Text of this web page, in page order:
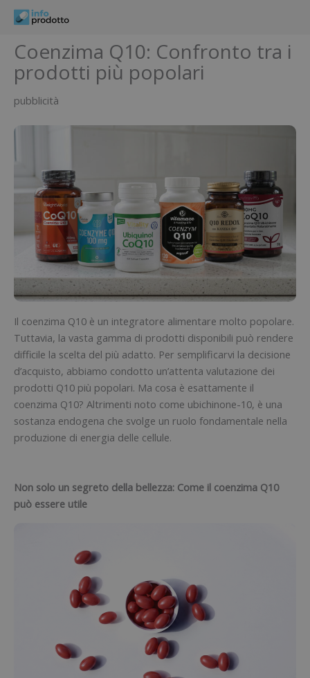
Coenzima Q10: Confronto tra i
prodotti più popolari
pubblicità
Il coenzima Q10 è un integratore alimentare molto popolare.
Tuttavia, la vasta gamma di prodotti disponibili può rendere
difficile la scelta del più adatto. Per semplificarvi la decisione
d’acquisto, abbiamo condotto un’attenta valutazione dei
prodotti Q10 più popolari. Ma cosa è esattamente il
coenzima Q10? Altrimenti noto come ubichinone-10, è una
sostanza endogena che svolge un ruolo fondamentale nella
produzione di energia delle cellule.
Non solo un segreto della bellezza: Come il coenzima Q10
può essere utile